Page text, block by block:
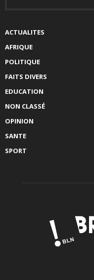
ACTUALITES
AFRIQUE
POLITIQUE
FAITS DIVERS
EDUCATION
NON CLASSÉ
OPINION
SANTE
SPORT